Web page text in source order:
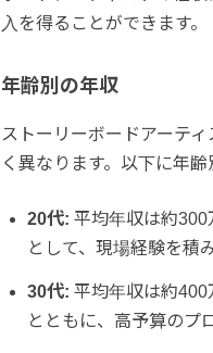
入を得ることができます。
年齢別の年収
ストーリーボードアーテ
く異なります。以下に年齢
20代: 平均年収は約300
として、現場経験を積
30代: 平均年収は約400
とともに、高予算のプ